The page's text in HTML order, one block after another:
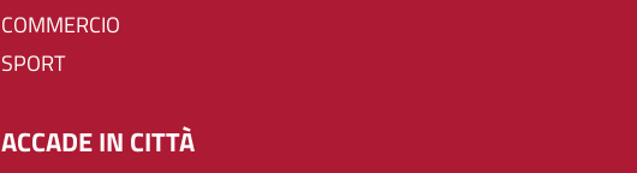
COMMERCIO
SPORT
ACCADE IN CITTÀ